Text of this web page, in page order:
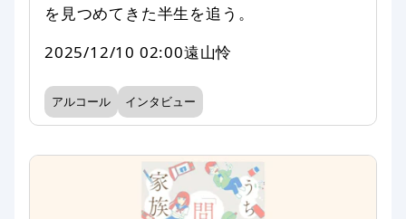
を見つめてきた半生を追う。
2025/12/10 02:00遠山怜
アルコール インタビュー